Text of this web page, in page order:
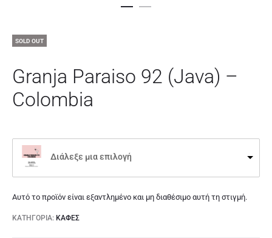
SOLD OUT
Granja Paraiso 92 (Java) –
Colombia
Διάλεξε μια επιλογή
Αυτό το προϊόν είναι εξαντλημένο και μη διαθέσιμο αυτή τη στιγμή.
ΚΑΤΗΓΟΡΊΑ: ΚΑΦΕΣ